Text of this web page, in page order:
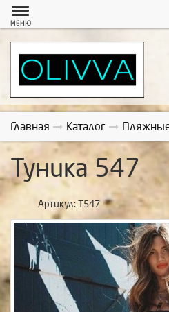
МЕНЮ
Главная Каталог
Туника 547
Артикул: Т547